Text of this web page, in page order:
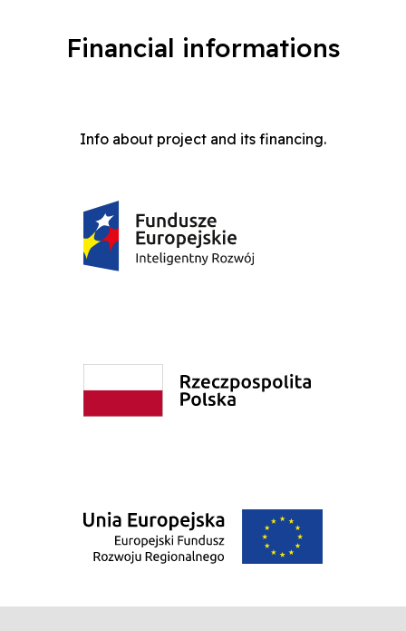
Financial informations
Info about project and its financing.